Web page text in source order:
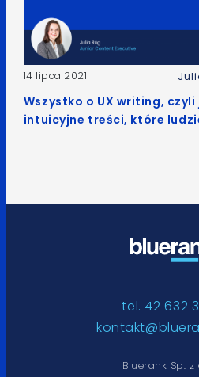
14 lipca 2021
Wszystko o UX writing,
intuicyjne treści, które
tel. 42 632
Bluerank Sp. z